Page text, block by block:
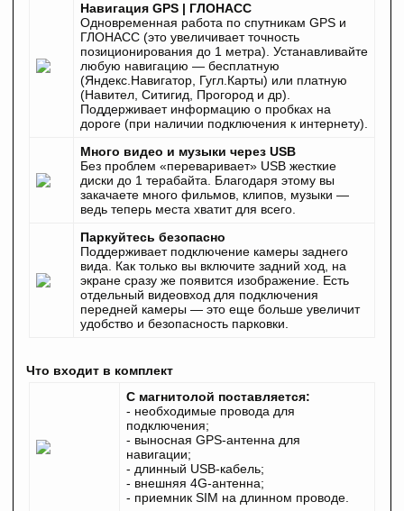
Навигация GPS | ГЛОНАСС
Одновременная работа по спутникам GPS и
ГЛОНАСС (это увеличивает точность
позиционирования до 1 метра). Устанавливайте
любую навигацию — бесплатную
(Яндекс.Навигатор, Гугл.Карты) или платную
(Навител, Ситигид, Прогород и др).
Поддерживает информацию о пробках на
дороге (при наличии подключения к интернету).
Много видео и музыки через USB
Без проблем «переваривает» USB жесткие
диски до 1 терабайта. Благодаря этому вы
закачаете много фильмов, клипов, музыки —
ведь теперь места хватит для всего.
Паркуйтесь безопасно
Поддерживает подключение камеры заднего
вида. Как только вы включите задний ход, на
экране сразу же появится изображение. Есть
отдельный видеовход для подключения
передней камеры — это еще больше увеличит
удобство и безопасность парковки.
Что входит в комплект
С магнитолой поставляется:
- необходимые провода для
подключения;
- выносная GPS-антенна для
навигации;
- длинный USB-кабель;
- внешняя 4G-антенна;
- приемник SIM на длинном проводе.